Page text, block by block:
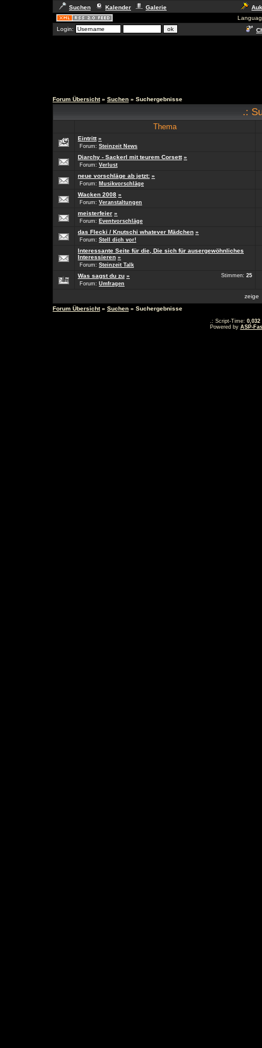
Suchen Kalender Galerie
Login:
Forum Übersicht» Suchen » Suchergebnisse
.:
Thema
Eintritt »
Forum: Steinzeit News
Diarchy - Sackerl mit teurem Corsett »
Forum: Verlust
neue vorschläge ab jetzt: »
Forum: Musikvorschläge
Wacken 2008 »
Forum: Veranstaltungen
meisterfeier »
Forum: Eventvorschläge
das Flecki / Knutschi whatever Mädchen »
Forum: Stell dich vor!
Interessante Seite für die, Die sich für ausergewöhnliches
Interessieren »
Forum: Steinzeit Talk
Stimmen: 25
Was sagst du zu »
Forum: Umfragen
zeige
Forum Übersicht» Suchen » Suchergebnisse
.: Script-Time: 0,032
Powered by ASP-